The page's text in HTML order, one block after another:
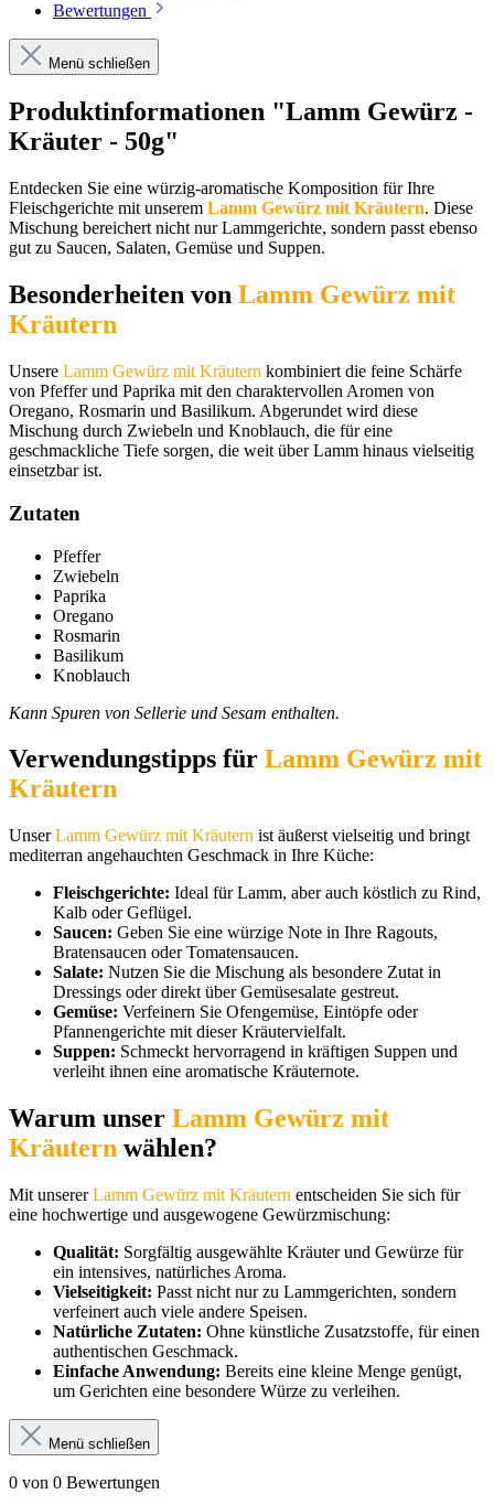
Bewertungen
Menü schließen
Produktinformationen "Lamm Gewürz -
Kräuter - 50g"
Entdecken Sie eine würzig-aromatische Komposition für Ihre
Fleischgerichte mit unserem Lamm Gewürz mit Kräutern. Diese
Mischung bereichert nicht nur Lammgerichte, sondern passt ebenso
gut zu Saucen, Salaten, Gemüse und Suppen.
Besonderheiten von Lamm Gewürz mit
Kräutern
Unsere Lamm Gewürz mit Kräutern kombiniert die feine Schärfe
von Pfeffer und Paprika mit den charaktervollen Aromen von
Oregano, Rosmarin und Basilikum. Abgerundet wird diese
Mischung durch Zwiebeln und Knoblauch, die für eine
geschmackliche Tiefe sorgen, die weit über Lamm hinaus vielseitig
einsetzbar ist.
Zutaten
Pfeffer
Zwiebeln
Paprika
Oregano
Rosmarin
Basilikum
Knoblauch
Kann Spuren von Sellerie und Sesam enthalten.
Verwendungstipps für Lamm Gewürz mit
Kräutern
UnserLamm Gewürz mit Kräutern ist äußerst vielseitig und bringt
mediterran angehauchten Geschmack in Ihre Küche:
Fleischgerichte: Ideal für Lamm, aber auch köstlich zu Rind,
Kalb oder Geflügel.
Saucen: Geben Sie eine würzige Note in Ihre Ragouts,
Bratensaucen oder Tomatensaucen.
Salate: Nutzen Sie die Mischung als besondere Zutat in
Dressings oder direkt über Gemüsesalate gestreut.
Gemüse: Verfeinern Sie Ofengemüse, Eintöpfe oder
Pfannengerichte mit dieser Kräutervielfalt.
Suppen: Schmeckt hervorragend in kräftigen Suppen und
verleiht ihnen eine aromatische Kräuternote.
Warum unser Lamm Gewürz mit
Kräutern wählen?
Mit unsererLamm Gewürz mit Kräutern entscheiden Sie sich für
eine hochwertige und ausgewogene Gewürzmischung:
Qualität: Sorgfältig ausgewählte Kräuter und Gewürze für
ein intensives, natürliches Aroma.
Vielseitigkeit: Passt nicht nur zu Lammgerichten, sondern
verfeinert auch viele andere Speisen.
Natürliche Zutaten: Ohne künstliche Zusatzstoffe, für einen
authentischen Geschmack.
Einfache Anwendung: Bereits eine kleine Menge genügt,
um Gerichten eine besondere Würze zu verleihen.
Menü schließen
0 von 0 Bewertungen